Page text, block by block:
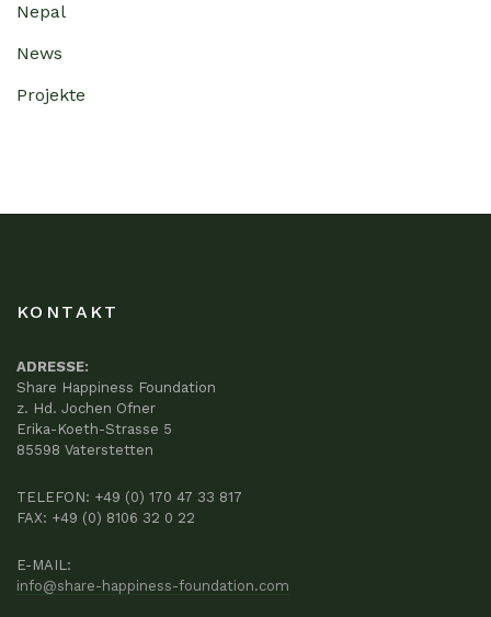
Nepal
News
Projekte
KONTAKT
ADRESSE:
Share Happiness Foundation
z. Hd. Jochen Ofner
Erika-Koeth-Strasse 5
85598 Vaterstetten
TELEFON: +49 (0) 170 47 33 817
FAX: +49 (0) 8106 32 0 22
E-MAIL:
info@share-happiness-foundation.com